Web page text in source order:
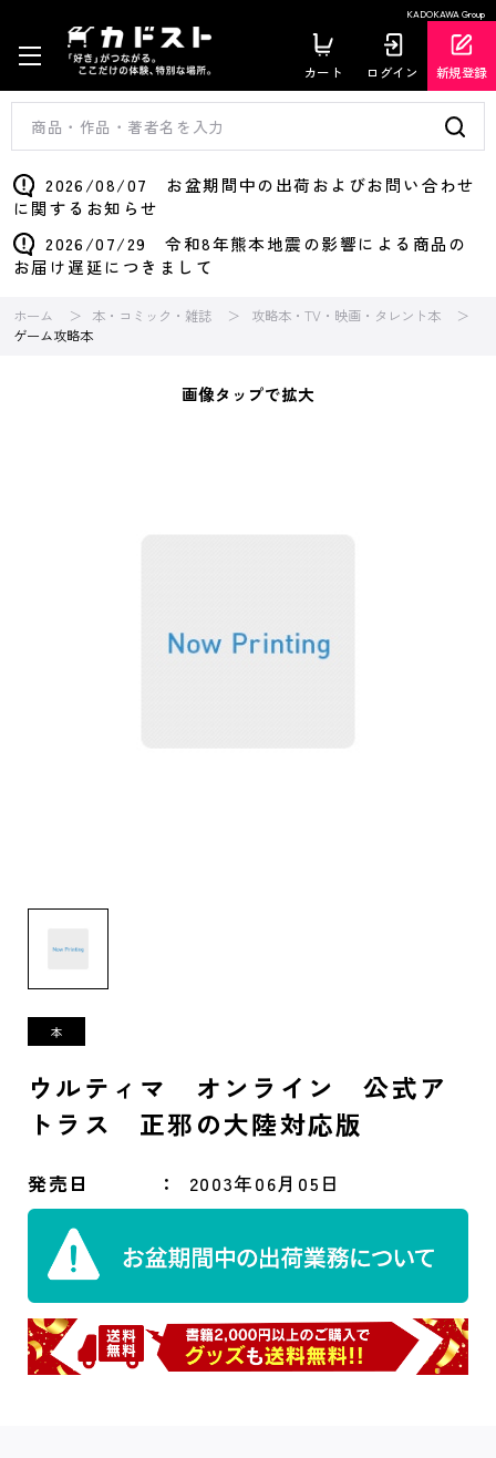
KADOKAWA Group
カート ログイン 新規登録
2026/08/07 お盆期間中の出荷およびお問い合わせ
に関するお知らせ
2026/07/29 令和8年熊本地震の影響による商品の
お届け遅延につきまして
ホーム 本・コミック・雑誌
攻略本・TV・映画・タレント本
ゲーム攻略本
画像タップで拡大
ウルティマ オンライン 公式ア
トラス 正邪の大陸対応版
発売日 2003年06月05日